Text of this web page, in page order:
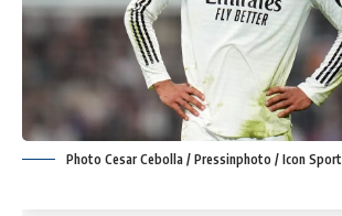
Photo Cesar Cebolla / Pressinphoto / Icon Sport